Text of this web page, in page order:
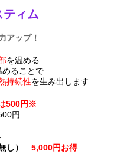
ティム
アップ！
を温める
めることで
持続性を生み出します
500円※
円
し） 5,000円お得